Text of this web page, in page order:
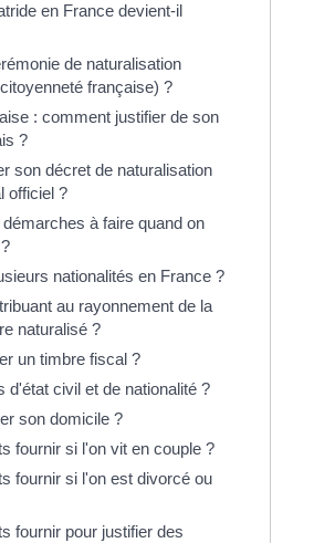
en France devient-il
de naturalisation
française) ?
: comment justifier de son
?
son décret de naturalisation
officiel ?
à faire quand on
nationalités en France ?
au rayonnement de la
naturalisé ?
un timbre fiscal ?
d'état civil et de nationalité ?
son domicile ?
fournir si l'on vit en couple ?
fournir si l'on est divorcé ou
fournir pour justifier des